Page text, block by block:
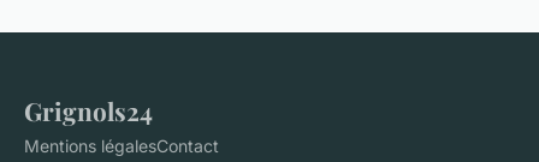
Grignols24
Mentions légalesContact